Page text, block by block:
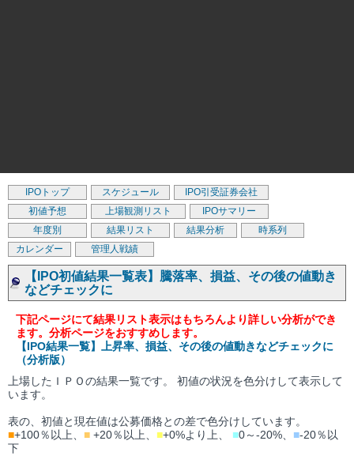
IPOトップ スケジュール
IPO引受証券会社
初値予想
上場観測リスト
IPOサマリー
年度別
結果リスト 結果分析
時系列
カレンダー
管理人戦績
【IPO初値結果一覧表】騰落率、損益、その後の値動き
などチェックに
下記ページにて結果リスト表示はもちろんより詳しい分析ができ
ます。分析ページをおすすめします。
【IPO結果一覧】上昇率、損益、その後の値動きなどチェックに
（分析版）
上場したＩＰＯの結果一覧です。 初値の状況を色分けして表示して
います。
表の、初値と現在値は公募価格との差で色分けしています。
■+100％以上、 ■ +20％以上、 ■+0%より上、 ■0～-20%、 ■-20％以
下